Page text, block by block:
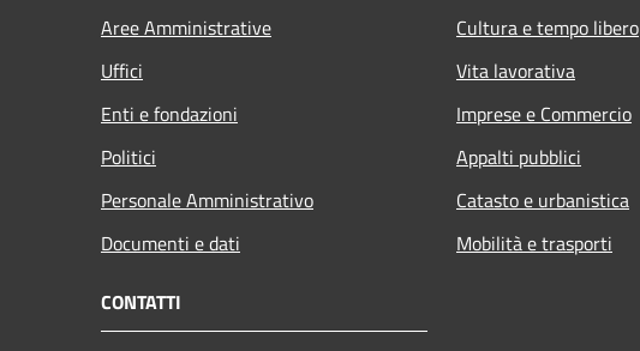
Aree Amministrative
Uffici
Enti e fondazioni
Politici
Personale Amministrativo
Documenti e dati
Cultura e tempo libero
Vita lavorativa
Imprese e Commercio
Appalti pubblici
Catasto e urbanistica
Mobilità e trasporti
CONTATTI